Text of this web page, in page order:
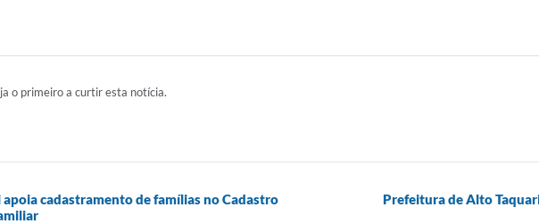
o primeiro a curtir esta notícia.
cadastramento de famílias no Cadastro
Prefeitura de Alto